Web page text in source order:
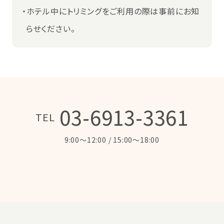
・ホテル中にトリミングをご利用の際は事前にお知
らせください。
TEL 03-6913-3361
9:00～12:00 / 15:00～18:00